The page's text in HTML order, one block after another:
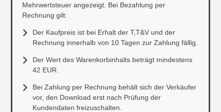
Mehrwertsteuer angezeigt. Bei Bezahlung per
Rechnung gilt:
Der Kaufpreis ist bei Erhalt der T,T&V und der
Rechnung innerhalb von 10 Tagen zur Zahlung fällig.
Der Wert des Warenkorbinhalts beträgt mindestens
42 EUR.
Bei Zahlung per Rechnung behält sich der Verkäufer
vor, den Download erst nach Prüfung der
Kundendaten freizuschalten.